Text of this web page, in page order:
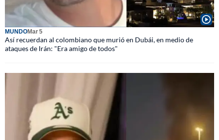
MUNDOMar 5
Así recuerdan al colombiano que murió en Dubái, en medio de
ataques de Irán: "Era amigo de todos"